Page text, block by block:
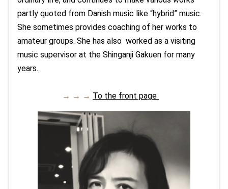
partly quoted from Danish music like “hybrid” music.
She sometimes provides coaching of her works to
amateur groups. She has also worked as a visiting
music supervisor at the Shinganji Gakuen for many
years.
→ → → To the front page